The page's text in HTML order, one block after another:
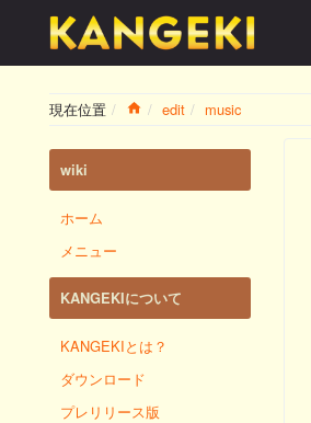
現在位置 Home
edit music
wiki
ホーム
メニュー
KANGEKIについて
KANGEKIとは？
ダウンロード
プレリリース版